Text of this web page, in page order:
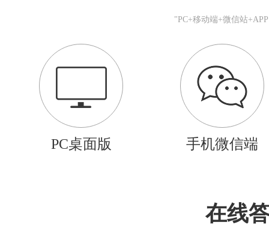
"PC+移动端+微信站
PC桌面版 手机微信端
在线